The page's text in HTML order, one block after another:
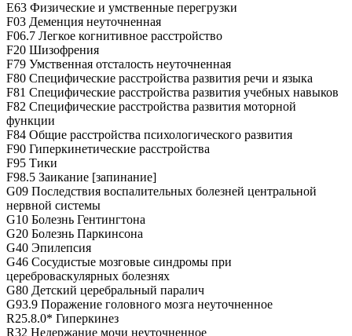
E63 Физические и умственные перегрузки
F03 Деменция неуточненная
F06.7 Легкое когнитивное расстройство
F20 Шизофрения
F79 Умственная отсталость неуточненная
F80 Специфические расстройства развития речи и языка
F81 Специфические расстройства развития учебных навыков
F82 Специфические расстройства развития моторной
функции
F84 Общие расстройства психологического развития
F90 Гиперкинетические расстройства
F95 Тики
F98.5 Заикание [запинание]
G09 Последствия воспалительных болезней центральной
нервной системы
G10 Болезнь Гентингтона
G20 Болезнь Паркинсона
G40 Эпилепсия
G46 Сосудистые мозговые синдромы при
цереброваскулярных болезнях
G80 Детский церебральный паралич
G93.9 Поражение головного мозга неуточненное
R25.8.0* Гиперкинез
R32 Недержание мочи неуточненное